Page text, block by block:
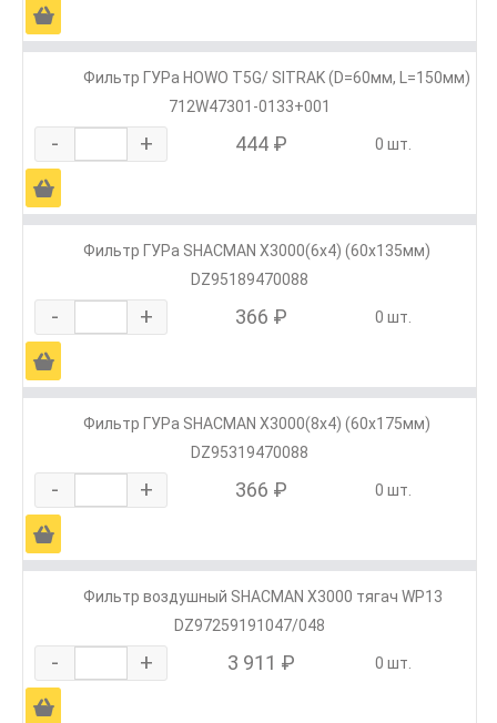
Ä
Фильтр ГУРа HOWO T5G/ SITRAK (D=60мм, L=150мм)
712W47301-0133+001
- + 444 ₽ 0 шт.
Ä
Фильтр ГУРа SHACMAN X3000(6х4) (60х135мм)
DZ95189470088
- + 366 ₽ 0 шт.
Ä
Фильтр ГУРа SHACMAN X3000(8х4) (60х175мм)
DZ95319470088
- + 366 ₽ 0 шт.
Ä
Фильтр воздушный SHACMAN X3000 тягач WP13
DZ97259191047/048
- + 3 911 ₽ 0 шт.
Ä